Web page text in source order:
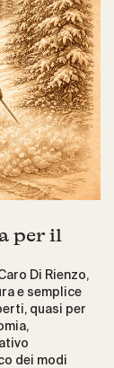
per il
Di Rienzo,
e semplice
quasi per
dei modi